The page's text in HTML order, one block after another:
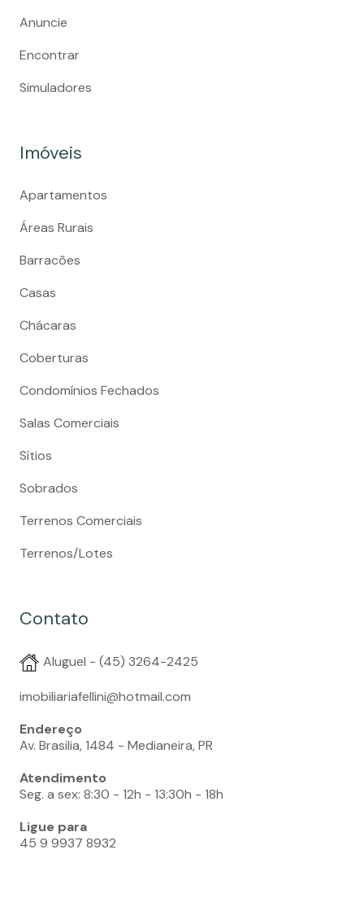
Anuncie
Encontrar
Simuladores
Imóveis
Apartamentos
Áreas Rurais
Barracões
Casas
Chácaras
Coberturas
Condomínios Fechados
Salas Comerciais
Sítios
Sobrados
Terrenos Comerciais
Terrenos/Lotes
Contato
Aluguel - (45) 3264-2425
imobiliariafellini@hotmail.com
Endereço
Av. Brasilia, 1484 - Medianeira, PR
Atendimento
Seg. a sex: 8:30 - 12h - 13:30h - 18h
Ligue para
45 9 9937 8932